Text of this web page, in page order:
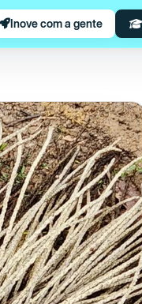
Inove com a gente